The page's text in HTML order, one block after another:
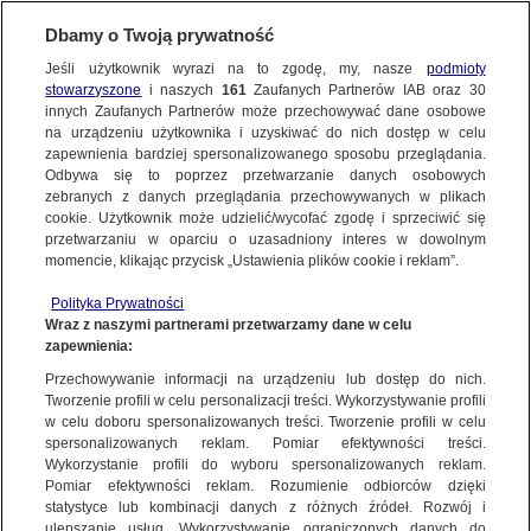
FAKTY | FAKTY PO POŁUDNIU
Plaga oszustw metodą "na BLIK-a". "Zgłoszeń mamy bardzo dużo, po kilka
dziennie"
NAJNOWSZE
ZOBACZ FAKTY
FAKTY PO FAKTACH
FAKTY O ŚWIECIE
WIĘCEJ
KANAŁY
Dzień dobry!
Jedno konto do wszystkich usług
Dbamy o Twoją prywatność
Jeśli użytkownik wyrazi na to zgodę, my, nasze podmioty
stowarzyszone i naszych 161Zaufanych Partnerów IAB oraz 30
innych Zaufanych Partnerów może przechowywać dane osobowe
na urządzeniu użytkownika i uzyskiwać do nich dostęp w celu
zapewnienia bardziej spersonalizowanego sposobu przeglądania.
Odbywa się to poprzez przetwarzanie danych osobowych
zebranych z danych przeglądania przechowywanych w plikach
cookie. Użytkownik może udzielić/wycofać zgodę i sprzeciwić się
przetwarzaniu w oparciu o uzasadniony interes w dowolnym
momencie, klikając przycisk „Ustawienia plików cookie i reklam”.
Polityka Prywatności
Wraz z naszymi partnerami przetwarzamy dane w celu
zapewnienia:
Przechowywanie informacji na urządzeniu lub dostęp do nich.
Tworzenie profili w celu personalizacji treści. Wykorzystywanie profili
w celu doboru spersonalizowanych treści. Tworzenie profili w celu
spersonalizowanych reklam. Pomiar efektywności treści.
Wykorzystanie profili do wyboru spersonalizowanych reklam.
Pomiar efektywności reklam. Rozumienie odbiorców dzięki
statystyce lub kombinacji danych z różnych źródeł. Rozwój i